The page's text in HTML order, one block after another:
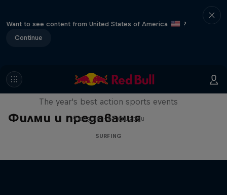
Want to see content from United States of America
?
Continue
Филми и предавания
Red Bull Signature Series
The year's best action sports events
9 сезони · 67 епизоди
SURFING